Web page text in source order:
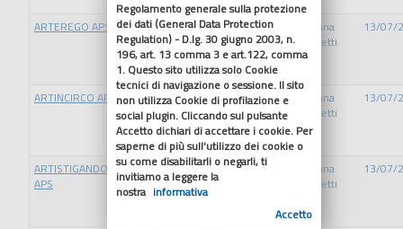
ARTEREGO APS 2.000,00 € 2026 Area
Sviluppo
economico
e sociale
Giovanna
Trombetti
13/07/
ARTINCIRCO APS 2.000,00 € 2026 Area
Sviluppo
economico
e sociale
Giovanna
Trombetti
13/07/
ARTISTIGANDO
APS
1.500,00 € 2026
Area
Giovanna
Trombetti
13/07/
Regolamento generale sulla protezione
dei dati (General Data Protection
Regulation) - D.lg. 30 giugno 2003, n.
196, art. 13 comma 3 e art.122, comma
1. Questo sito utilizza solo Cookie
tecnici di navigazione o sessione. Il sito
non utilizza Cookie di profilazione e
social plugin. Cliccando sul pulsante
Accetto dichiari di accettare i cookie. Per
saperne di più sull'utilizzo dei cookie o
su come disabilitarli o negarli, ti
invitiamo a leggere la
nostra informativa
Accetto